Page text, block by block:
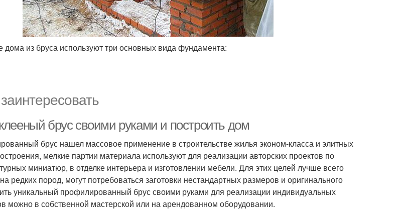
дома из бруса используют три основных вида фундамента:
брус своими руками и построить дом
брус нашел массовое применение в строительстве жилья эконом-класса и элитных
мелкие партии материала используют для реализации авторских проектов по
миниатюр, в отделке интерьера и изготовлении мебели. Для этих целей лучше всего
редких пород, могут потребоваться заготовки нестандартных размеров и оригинального
уникальный профилированный брус своими руками для реализации индивидуальных
можно в собственной мастерской или на арендованном оборудовании.